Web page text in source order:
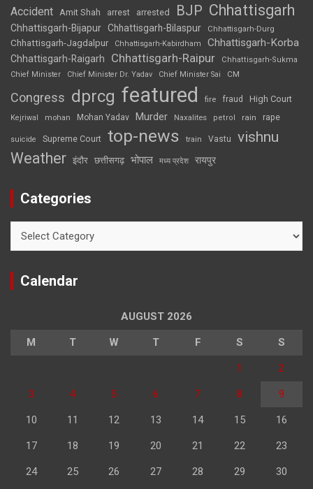
Accident Amit Shah arrest arrested BJP Chhattisgarh
Chhattisgarh-Bijapur Chhattisgarh-Bilaspur Chhattisgarh-Durg
Chhattisgarh-Jagdalpur Chhattisgarh-Kabirdham Chhattisgarh-Korba
Chhattisgarh-Raigarh Chhattisgarh-Raipur
Chhattisgarh-Sukma
Chief Minister
Chief Minister Dr. Yadav Chief Minister Sai CM
Congress dprcg featured fire fraud High Court
Kejriwal mohan Mohan Yadav Murder Naxalites petrol rain rape
suicide Supreme Court top-news train Vastu vishnu
Weather इंदौर छत्तीसगढ़ भोपाल मध्य प्रदेश रायपुर
Categories
Calendar
AUGUST 2026
M T W T F S S
1 2
3 4 5 6 7 8 9
10 11 12 13 14 15 16
17 18 19 20 21 22 23
24 25 26 27 28 29 30